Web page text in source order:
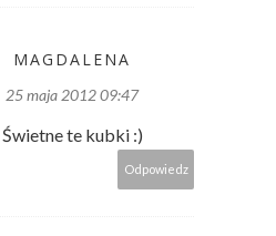
MAGDALENA
25 maja 2012 09:47
Świetne te kubki :)
Odpowiedz